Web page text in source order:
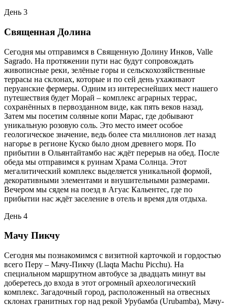
День 3
Священная Долина
Сегодня мы отправимся в Священную Долину Инков, Valle
Sagrado. На протяжении пути нас будут сопровождать
живописные реки, зелёные горы и сельскохозяйственные
террасы на склонах, которые и по сей день ухаживают
перуанские фермеры. Одним из интереснейших мест нашего
путешествия будет Морай – комплекс аграрных террас,
сохранённых в первозданном виде, как пять веков назад.
Затем мы посетим соляные копи Марас, где добывают
уникальную розовую соль. Это место имеет особое
геологическое значение, ведь более ста миллионов лет назад
нагорье в регионе Куско было дном древнего моря. По
прибытии в Ольянтайтамбо нас ждёт перерыв на обед. После
обеда мы отправимся к руинам Храма Солнца. Этот
мегалитический комплекс выделяется уникальной формой,
декоративными элементами и внушительными размерами.
Вечером мы сядем на поезд в Агуас Кальентес, где по
прибытии нас ждёт заселение в отель и время для отдыха.
День 4
Мачу Пикчу
Сегодня мы познакомимся с визитной карточкой и гордостью
всего Перу – Мачу-Пикчу (Llaqta Machu Picchu). На
специальном маршрутном автобусе за двадцать минут вы
доберетесь до входа в этот огромный археологический
комплекс. Загадочный город, расположенный на отвесных
склонах гранитных гор над рекой Урубамба (Urubamba), Мачу-